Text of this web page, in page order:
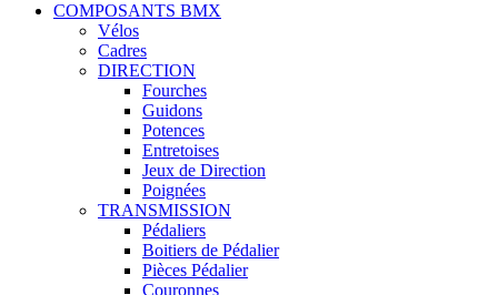
COMPOSANTS BMX
Vélos
Cadres
DIRECTION
Fourches
Guidons
Potences
Entretoises
Jeux de Direction
Poignées
TRANSMISSION
Pédaliers
Boitiers de Pédalier
Pièces Pédalier
Couronnes